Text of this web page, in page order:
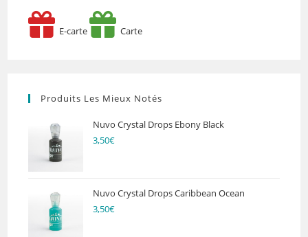
E-carte Carte
Produits Les Mieux Notés
Nuvo Crystal Drops Ebony Black
3,50€
Nuvo Crystal Drops Caribbean Ocean
3,50€